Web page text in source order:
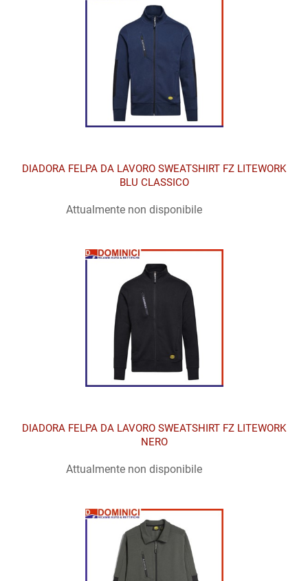
DIADORA FELPA DA LAVORO SWEATSHIRT FZ LITEWORK
BLU CLASSICO
Attualmente non disponibile
DIADORA FELPA DA LAVORO SWEATSHIRT FZ LITEWORK
NERO
Attualmente non disponibile